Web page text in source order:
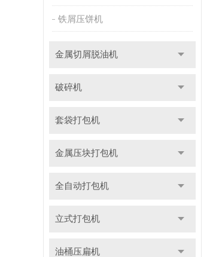
铁屑压饼机
金属切屑脱油机
破碎机
套袋打包机
金属压块打包机
全自动打包机
立式打包机
油桶压扁机